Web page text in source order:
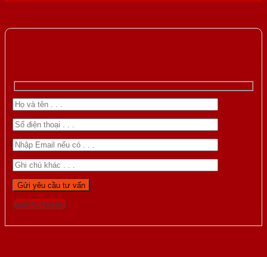
Gọi 0976.169.864